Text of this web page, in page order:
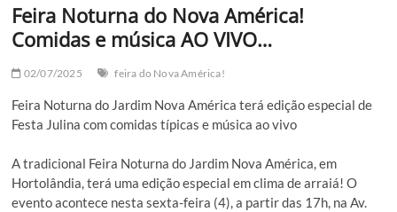
Feira Noturna do Nova América!
Comidas e música AO VIVO…
02/07/2025 feira do Nova América!
Feira Noturna do Jardim Nova América terá edição especial de
Festa Julina com comidas típicas e música ao vivo
A tradicional Feira Noturna do Jardim Nova América, em
Hortolândia, terá uma edição especial em clima de arraiá! O
evento acontece nesta sexta-feira (4), a partir das 17h, na Av.